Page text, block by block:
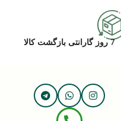
7 روز گارانتی بازگشت کالا